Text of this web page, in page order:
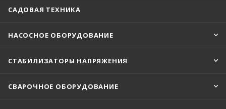
САДОВАЯ ТЕХНИКА
НАСОСНОЕ ОБОРУДОВАНИЕ
СТАБИЛИЗАТОРЫ НАПРЯЖЕНИЯ
СВАРОЧНОЕ ОБОРУДОВАНИЕ